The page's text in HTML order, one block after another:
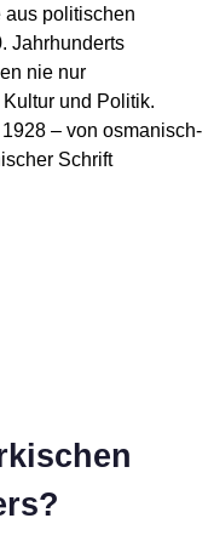
aus politischen
Jahrhunderts
nie nur
und Politik.